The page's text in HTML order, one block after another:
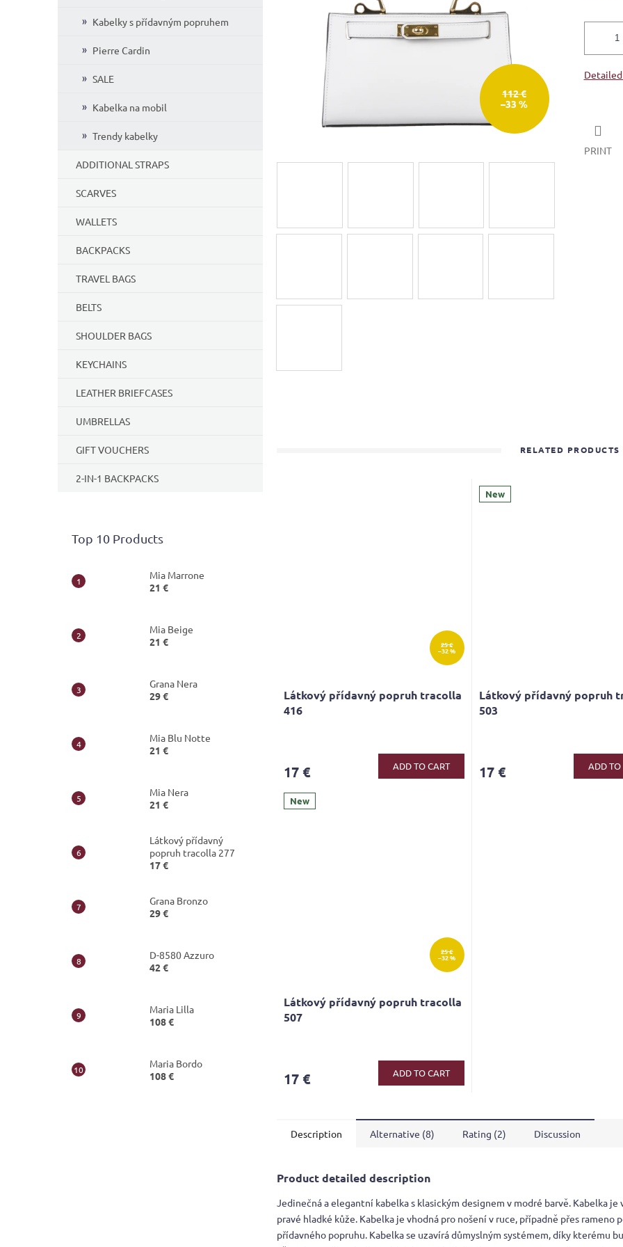
Kabelky s přídavným popruhem
Pierre Cardin
SALE
Kabelka na mobil
Trendy kabelky
ADDITIONAL STRAPS
SCARVES
WALLETS
BACKPACKS
TRAVEL BAGS
BELTS
SHOULDER BAGS
KEYCHAINS
LEATHER BRIEFCASES
UMBRELLAS
GIFT VOUCHERS
2-IN-1 BACKPACKS
Top 10 Products
Mia Marrone
21 €
Mia Beige
21 €
Grana Nera
29 €
Mia Blu Notte
21 €
Mia Nera
21 €
Látkový přídavný
popruh tracolla 277
17 €
Grana Bronzo
29 €
D-8580 Azzuro
42 €
Maria Lilla
108 €
Maria Bordo
108 €
112 €
–33 %
PRINT
RELATED PRODUCTS
25 €
–32 %
Látkový přídavný popruh tracolla
416
rating
5,0
17 € ADD TO CART
New
Látkový přídavný popruh
503
17 € ADD TO
New
25 €
–32 %
Látkový přídavný popruh tracolla
507
rating
of
17 € ADD TO CART
Description Alternative (8) Rating (2) Discussion
Product detailed description
Jedinečná a elegantní kabelka s klasickým designem v modré barvě. Kabelka je
pravé hladké kůže. Kabelka je vhodná pro nošení v ruce, případně přes rameno
přídavného popruhu. Kabelka se uzavírá důmyslným systémem, díky kterému